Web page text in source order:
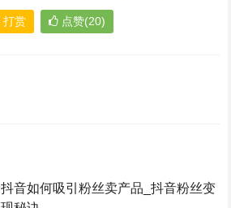
打赏 点赞(20)
抖音如何吸引粉丝卖产品_抖音粉丝变